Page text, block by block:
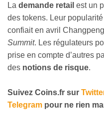
La demande retail est un
des tokens. Leur
confiait en avril
Summit. Les régulateurs
prise en compte d’autres
des notions de risque.
Suivez Coins.fr sur
Telegram pour ne rien